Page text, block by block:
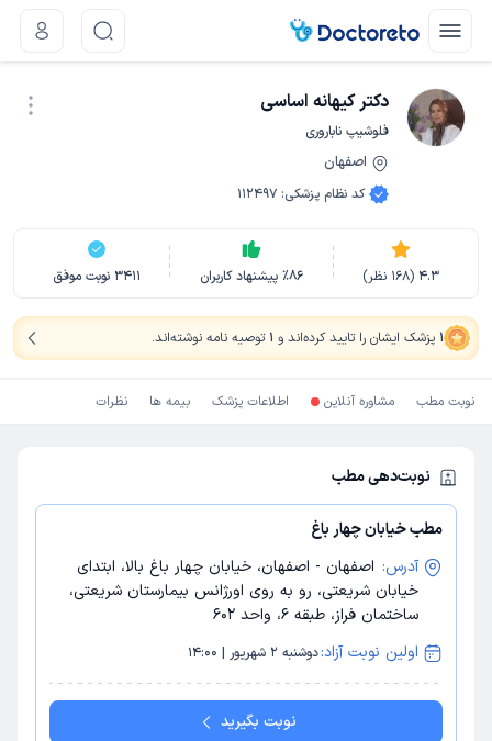
دکتر کیهانه اساسی
فلوشیپ ناباروری
اصفهان
کد نظام پزشکی:
112497
4.3
(
168 نظر) ٪86 پیشنهاد کاربران 3411 نوبت موفق
1 پزشک ایشان را تایید کرده‌اند و 1توصیه نامه نوشته‌اند.
نوبت مطب مشاوره آنلاین اطلاعات پزشک بیمه ها نظرات
نوبت‌دهی مطب
مطب خیابان چهار باغ
آدرس: اصفهان - اصفهان، خیابان چهار باغ بالا، ابتدای
خیابان شریعتی، رو به روی اورژانس بیمارستان شریعتی،
ساختمان فراز، طبقه 6، واحد 602
اولین نوبت آزاد:دوشنبه 2 شهریور | 14:00
نوبت بگیرید